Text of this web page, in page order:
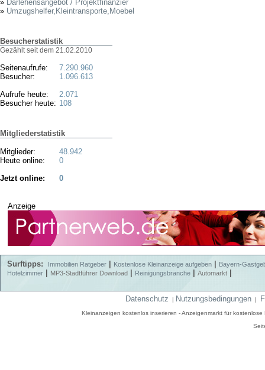
» Darlehensangebot / Projektfinanzier
» Umzugshelfer,Kleintransporte,Moebel
Besucherstatistik
Gezählt seit dem 21.02.2010
Seitenaufrufe:
Besucher:
Aufrufe heute:
Besucher heute:
7.290.960
1.096.613
2.071
108
Mitgliederstatistik
Mitglieder:
Heute online:
48.942
0
Jetzt online:
0
Anzeige
Surftipps: Immobilien Ratgeber Kostenlose Kleinanzeige aufgeben
Bayern-
Hotelzimmer
MP3-Stadtführer Download Reinigungsbranche Automarkt
Datenschutz | Nutzungsbedingungen |
Kleinanzeigen kostenlos inserieren - Anzeigenmarkt für